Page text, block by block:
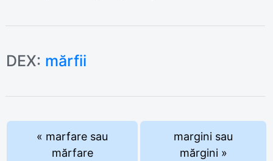
DEX: mărfii
« marfare sau
mărfare
margini sau
mărgini »